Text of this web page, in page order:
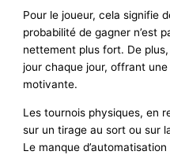
Pour le joueur, cela signifie
probabilité de gagner n’est
nettement plus fort. De
jour chaque jour, offrant
motivante.
Les tournois physiques, en
sur un tirage au sort ou sur
Le manque